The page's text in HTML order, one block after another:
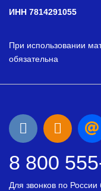
ИНН 7814291055
При использовании
обязательна
8 800
Для звонков по России